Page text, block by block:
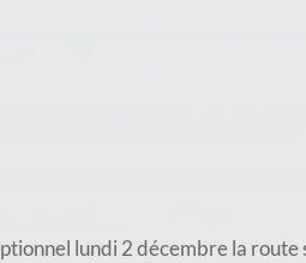
lundi 2 décembre la